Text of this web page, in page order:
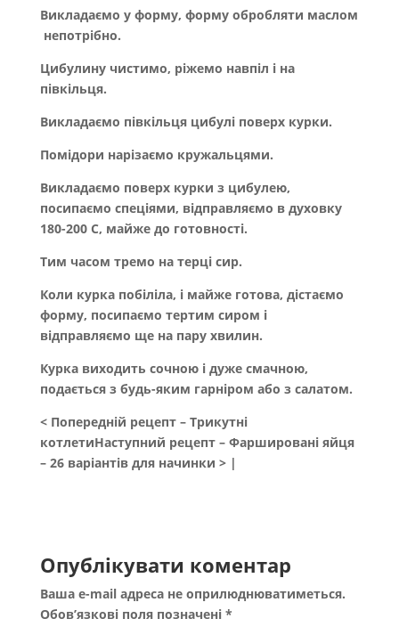
Викладаємо у форму, форму обробляти маслом
непотрібно.
Цибулину чистимо, ріжемо навпіл і на
півкільця.
Викладаємо півкільця цибулі поверх курки.
Помідори нарізаємо кружальцями.
Викладаємо поверх курки з цибулею,
посипаємо спеціями, відправляємо в духовку
180-200 С, майже до готовності.
Тим часом тремо на терці сир.
Коли курка побіліла, і майже готова, дістаємо
форму, посипаємо тертим сиром і
відправляємо ще на пару хвилин.
Курка виходить сочною і дуже смачною,
подається з будь-яким гарніром або з салатом.
< Попередній рецепт – Трикутні
котлетиНаступний рецепт – Фаршировані яйця
– 26 варіантів для начинки > |
Опублікувати коментар
Ваша e-mail адреса не оприлюднюватиметься.
Обов’язкові поля позначені *